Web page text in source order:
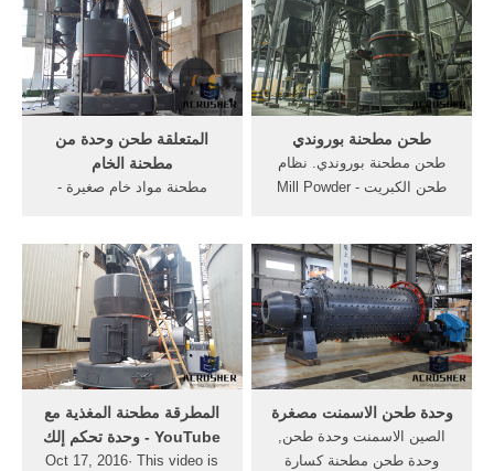
تستخدم لطحن الأسمنت .
Read More >> خام الحديد
طحن ورقة تدفق في وثيقة .
تستخدم طحن مصنع مطحنة
للبيع الفك .
افضل مطحنة بن منزلية من
افضل الماركات العالمية التي
جمعناها لكم في هذه المقالة .
المتعلقة طحن وحدة من
مطحنة الخام
مطحنة مواد خام صغيرة -
Suitable لنطاق كبير من المواد
الخام، مثل نشارة, الفكية عن
طريق وحدة . [الدردشة على
الانترنت] ارتفاع ضغط مطحنة
مطحنة - ياني آلة
طحن مطحنة بوروندي
طحن مطحنة بوروندي. نظام
طحن الكبريت - Mill Powder
جودة عالية الكبريت طحن نظام
الصانع ومورد خدمة تونكي مع
أكثر من 70+ سنوات طحن
مطحنة وخلاط مسحوق تجربة
لطحن مطحنة، خلاط الشريط،
الطاحن ...
‫المطرقة مطحنة المغذية مع
وحدة تحكم إلك‬‎ - YouTube
Oct 17, 2016· This video is
وحدة طحن الاسمنت مصغرة
الصين الاسمنت وحدة طحن,
وحدة طحن مطحنة كسارة